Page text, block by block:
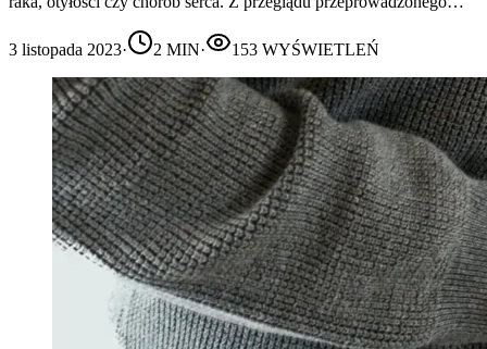
3 listopada 2023· 2 MIN· 153 WYŚWIETLEŃ